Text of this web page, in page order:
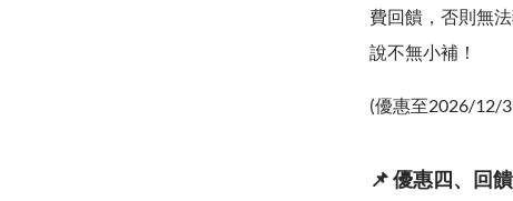
費回饋，否則無
說不無小補！
(優惠至2026/12/
📌 優惠四、回